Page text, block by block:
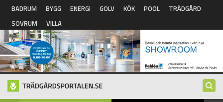
Hoppa till huvudinnehåll
BADRUM BYGG ENERGI GOLV KÖK POOL
TRÄDGÅRD
SOVRUM
VILLA